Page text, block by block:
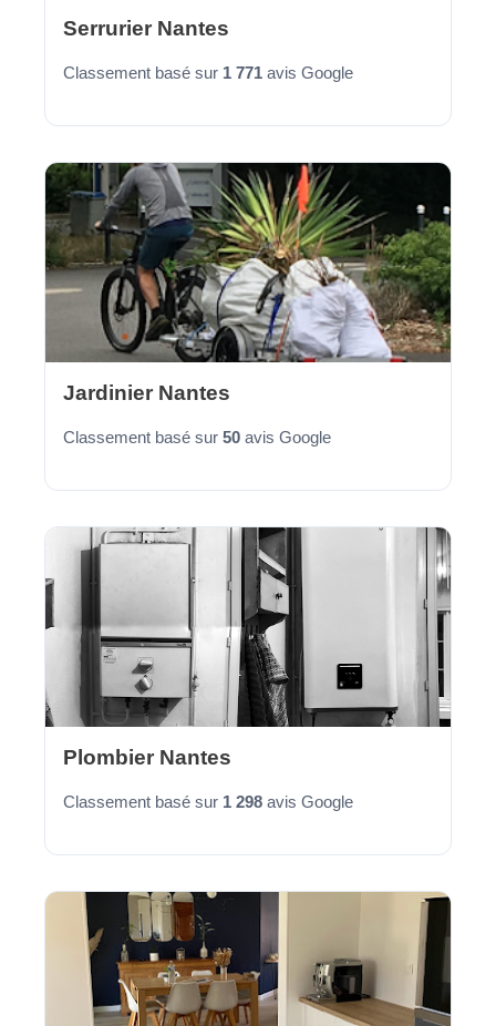
Serrurier Nantes
Classement basé sur 1 771 avis Google
Jardinier Nantes
Classement basé sur 50 avis Google
Plombier Nantes
Classement basé sur 1 298 avis Google